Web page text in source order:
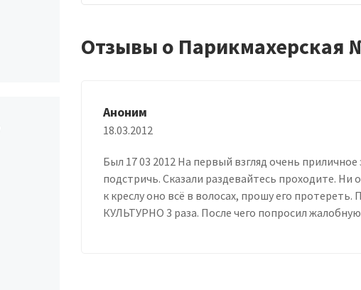
Отзывы о Парикмахерская
Аноним
18.03.2012
Был 17 03 2012 На первый взгляд очень
подстричь. Сказали раздевайтесь проходите. Ни
к креслу оно всё в волосах, прошу его
КУЛЬТУРНО 3 раза. После чего попросил жалобную